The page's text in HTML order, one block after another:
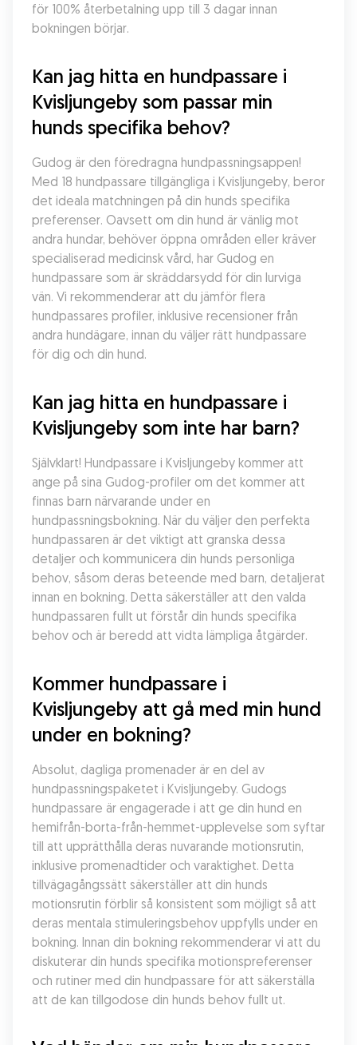
för 100% återbetalning upp till 3 dagar innan
bokningen börjar.
Kan jag hitta en hundpassare i
Kvisljungeby som passar min
hunds specifika behov?
Gudog är den föredragna hundpassningsappen!
Med 18 hundpassare tillgängliga i Kvisljungeby, beror
det ideala matchningen på din hunds specifika
preferenser. Oavsett om din hund är vänlig mot
andra hundar, behöver öppna områden eller kräver
specialiserad medicinsk vård, har Gudog en
hundpassare som är skräddarsydd för din lurviga
vän. Vi rekommenderar att du jämför flera
hundpassares profiler, inklusive recensioner från
andra hundägare, innan du väljer rätt hundpassare
för dig och din hund.
Kan jag hitta en hundpassare i
Kvisljungeby som inte har barn?
Självklart! Hundpassare i Kvisljungeby kommer att
ange på sina Gudog-profiler om det kommer att
finnas barn närvarande under en
hundpassningsbokning. När du väljer den perfekta
hundpassaren är det viktigt att granska dessa
detaljer och kommunicera din hunds personliga
behov, såsom deras beteende med barn, detaljerat
innan en bokning. Detta säkerställer att den valda
hundpassaren fullt ut förstår din hunds specifika
behov och är beredd att vidta lämpliga åtgärder.
Kommer hundpassare i
Kvisljungeby att gå med min hund
under en bokning?
Absolut, dagliga promenader är en del av
hundpassningspaketet i Kvisljungeby. Gudogs
hundpassare är engagerade i att ge din hund en
hemifrån-borta-från-hemmet-upplevelse som syftar
till att upprätthålla deras nuvarande motionsrutin,
inklusive promenadtider och varaktighet. Detta
tillvägagångssätt säkerställer att din hunds
motionsrutin förblir så konsistent som möjligt så att
deras mentala stimuleringsbehov uppfylls under en
bokning. Innan din bokning rekommenderar vi att du
diskuterar din hunds specifika motionspreferenser
och rutiner med din hundpassare för att säkerställa
att de kan tillgodose din hunds behov fullt ut.